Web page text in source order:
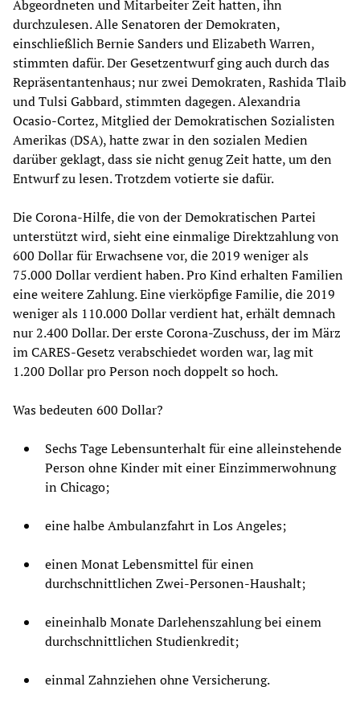
Abgeordneten und Mitarbeiter Zeit hatten, ihn
durchzulesen. Alle Senatoren der Demokraten,
einschließlich Bernie Sanders und Elizabeth Warren,
stimmten dafür. Der Gesetzentwurf ging auch durch das
Repräsentantenhaus; nur zwei Demokraten, Rashida Tlaib
und Tulsi Gabbard, stimmten dagegen. Alexandria
Ocasio-Cortez, Mitglied der Demokratischen Sozialisten
Amerikas (DSA), hatte zwar in den sozialen Medien
darüber geklagt, dass sie nicht genug Zeit hatte, um den
Entwurf zu lesen. Trotzdem votierte sie dafür.
Die Corona-Hilfe, die von der Demokratischen Partei
unterstützt wird, sieht eine einmalige Direktzahlung von
600 Dollar für Erwachsene vor, die 2019 weniger als
75.000 Dollar verdient haben. Pro Kind erhalten Familien
eine weitere Zahlung. Eine vierköpfige Familie, die 2019
weniger als 110.000 Dollar verdient hat, erhält demnach
nur 2.400 Dollar. Der erste Corona-Zuschuss, der im März
im CARES-Gesetz verabschiedet worden war, lag mit
1.200 Dollar pro Person noch doppelt so hoch.
Was bedeuten 600 Dollar?
Sechs Tage Lebensunterhalt für eine alleinstehende
Person ohne Kinder mit einer Einzimmerwohnung
in Chicago;
eine halbe Ambulanzfahrt in Los Angeles;
einen Monat Lebensmittel für einen
durchschnittlichen Zwei-Personen-Haushalt;
eineinhalb Monate Darlehenszahlung bei einem
durchschnittlichen Studienkredit;
einmal Zahnziehen ohne Versicherung.